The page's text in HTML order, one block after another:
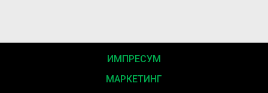
ИМПРЕСУМ
МАРКЕТИНГ